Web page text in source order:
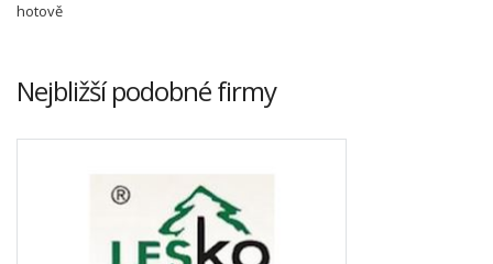
hotově
Nejbližší podobné firmy